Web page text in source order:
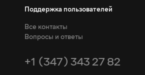
Поддержка пользователей
Все контакты
Вопросы и ответы
+1 (347) 343 27 82